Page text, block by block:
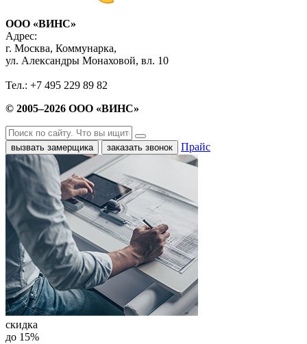
ООО «ВИНС»
Адрес:
г. Москва, Коммунарка,
ул. Александры Монаховой, вл. 10
Тел.: +7 495 229 89 82
© 2005–2026 ООО «ВИНС»
вызвать замерщика заказать звонок Прайс
скидка
до 15%